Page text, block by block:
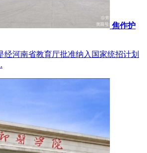
焦作护
经河南省教育厅批准纳入国家统招计划